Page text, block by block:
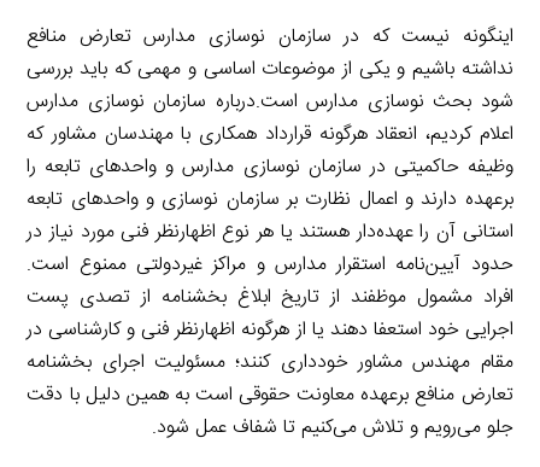
اینگونه نیست که در سازمان نوسازی مدارس تعارض منافع
نداشته باشیم و یکی از موضوعات اساسی و مهمی که باید بررسی
شود بحث نوسازی مدارس است.درباره سازمان نوسازی مدارس
اعلام کردیم، انعقاد هرگونه قرارداد همکاری با مهندسان مشاور که
وظیفه حاکمیتی در سازمان نوسازی مدارس و واحدهای تابعه را
برعهده دارند و اعمال نظارت بر سازمان نوسازی و واحدهای تابعه
استانی آن را عهده‌دار هستند یا هر نوع اظهارنظر فنی مورد نیاز در
حدود آیین‌نامه استقرار مدارس و مراکز غیردولتی ممنوع است.
افراد مشمول موظفند از تاریخ ابلاغ بخشنامه از تصدی پست
اجرایی خود استعفا دهند یا از هرگونه اظهارنظر فنی و کارشناسی در
مقام مهندس مشاور خودداری کنند؛ مسئولیت اجرای بخشنامه
تعارض منافع برعهده معاونت حقوقی است به همین دلیل با دقت
جلو می‌رویم و تلاش می‌کنیم تا شفاف عمل شود.